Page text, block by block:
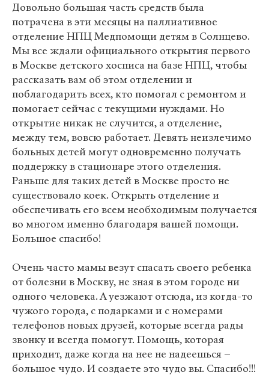
Довольно большая часть средств была
потрачена в эти месяцы на паллиативное
отделение НПЦ Медпомощи детям в Солнцево.
Мы все ждали официального открытия первого
в Москве детского хосписа на базе НПЦ, чтобы
рассказать вам об этом отделении и
поблагодарить всех, кто помогал с ремонтом и
помогает сейчас с текущими нуждами. Но
открытие никак не случится, а отделение,
между тем, вовсю работает. Девять неизлечимо
больных детей могут одновременно получать
поддержку в стационаре этого отделения.
Раньше для таких детей в Москве просто не
существовало коек. Открыть отделение и
обеспечивать его всем необходимым получается
во многом именно благодаря вашей помощи.
Большое спасибо!
Очень часто мамы везут спасать своего ребенка
от болезни в Москву, не зная в этом городе ни
одного человека. А уезжают отсюда, из когда-то
чужого города, с подарками и с номерами
телефонов новых друзей, которые всегда рады
звонку и всегда помогут. Помощь, которая
приходит, даже когда на нее не надеешься –
большое чудо. И создаете это чудо вы. Спасибо!!!